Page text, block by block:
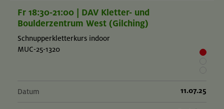
Fr 18:30-21:00 | DAV Kletter- und
Boulderzentrum West (Gilching)
Schnupperkletterkurs indoor
MUC-25-1320
Datum 11.07.25